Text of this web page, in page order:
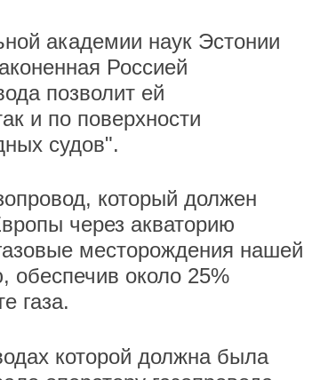
академии наук Эстонии
Россией
позволит ей
и по поверхности
судов".
который должен
через акваторию
месторождения нашей
обеспечив около 25%
газа.
которой должна была